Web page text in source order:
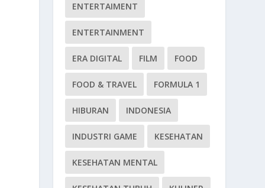
ENTERTAIMENT
ENTERTAINMENT
ERA DIGITAL FILM FOOD
FOOD & TRAVEL FORMULA 1
HIBURAN INDONESIA
INDUSTRI GAME KESEHATAN
KESEHATAN MENTAL